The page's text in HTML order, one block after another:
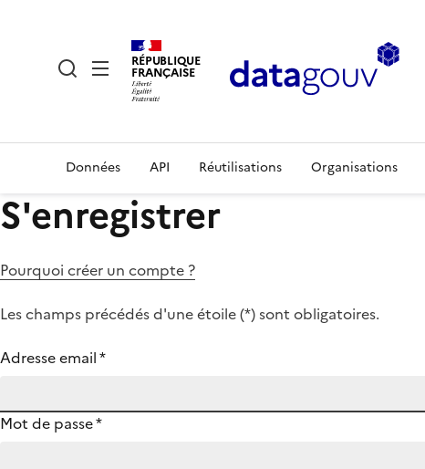
RÉPUBLIQUE
FRANÇAISE
Données API Réutilisations Organisations
S'enregistrer
Pourquoi créer un compte ?
Les champs précédés d'une étoile (*) sont obligatoires.
Adresse email*
Mot de passe*